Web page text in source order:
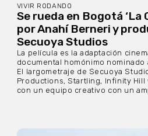
VIVIR RODANDO
Se rueda en Bogotá ‘La
por Anahí Berneri y
Secuoya Studios
La película es la adaptación
documental homónimo nominado
El largometraje de Secuoya
Productions, Startling, Infinity Hill
con un equipo creativo con un